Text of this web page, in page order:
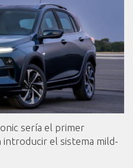
sería el primer
el sistema mild-